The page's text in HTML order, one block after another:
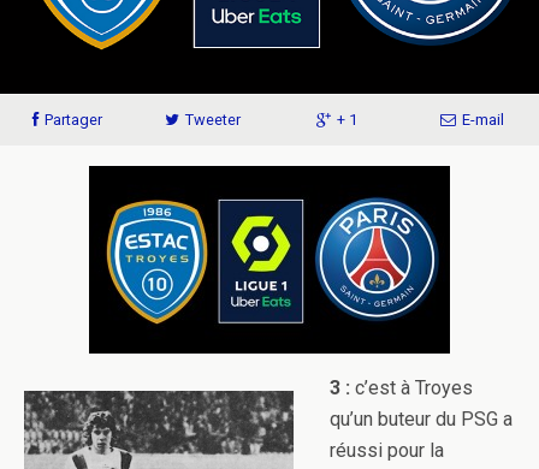
Partager Tweeter + 1 E-mail
3 : c’est à Troyes
qu’un buteur du PSG a
réussi pour la